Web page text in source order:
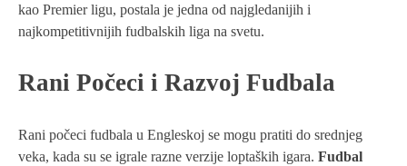
kao Premier ligu, postala je jedna od najgledanijih i
najkompetitivnijih fudbalskih liga na svetu.
Rani Počeci i Razvoj Fudbala
Rani počeci fudbala u Engleskoj se mogu pratiti do srednjeg
veka, kada su se igrale razne verzije loptaških igara. Fudbal